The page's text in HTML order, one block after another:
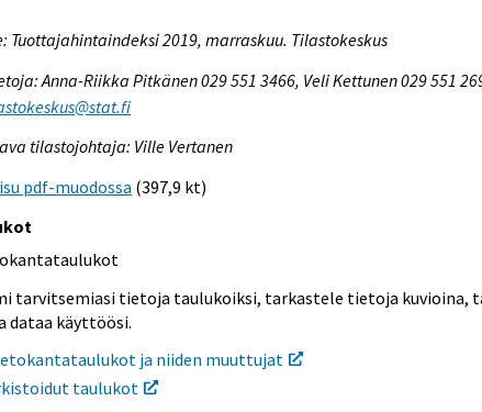
Tuottajahintaindeksi 2019, marraskuu. Tilastokeskus
Anna-Riikka Pitkänen 029 551 3466, Veli Kettunen 029 551
tilastojohtaja: Ville Vertanen
pdf-muodossa (397,9 kt)
tarvitsemiasi tietoja taulukoiksi, tarkastele tietoja kuvioina,
dataa käyttöösi.
ja niiden muuttujat
taulukot